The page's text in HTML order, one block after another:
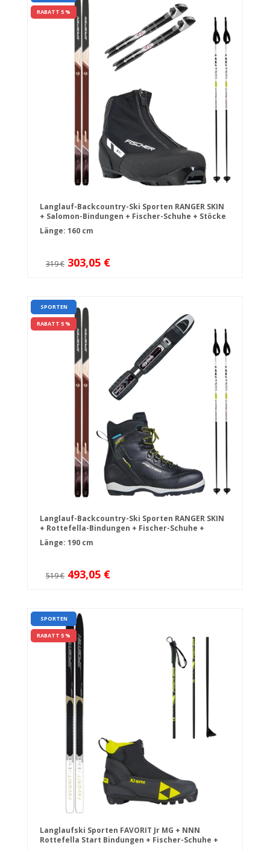
RABATT 5 %
Langlauf-Backcountry-Ski Sporten RANGER SKIN
+ Salomon-Bindungen + Fischer-Schuhe + Stöcke
Länge: 160 cm
319 € 303,05 €
SPORTEN
RABATT 5 %
Langlauf-Backcountry-Ski Sporten RANGER SKIN
+ Rottefella-Bindungen + Fischer-Schuhe +
Stöcke
Länge: 190 cm
519 € 493,05 €
SPORTEN
RABATT 5 %
Langlaufski Sporten FAVORIT Jr MG + NNN
Rottefella Start Bindungen + Fischer-Schuhe +